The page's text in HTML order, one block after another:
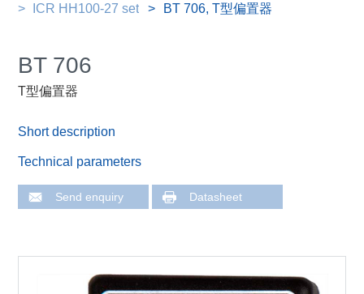
ICR HH100-27 set
BT 706, T型偏置器
BT 706
T型偏置器
Short description
Technical parameters
Send enquiry Datasheet